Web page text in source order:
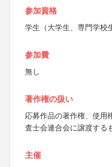
参加資格
学生（大学生、専門学校
参加費
無し
著作権の扱い
応募作品の著作権、使用
査士会連合会に譲渡する
主催